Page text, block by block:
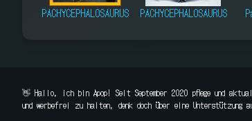
PACHYCEPHALOSAURUS PACHYCEPHALOSAURUS
👋 Hallo, ich bin Apop! Seit September 2020 pflege und
und werbefrei zu halten, denk doch über eine Unterstützung